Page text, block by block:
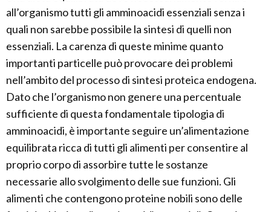
all’organismo tutti gli amminoacidi essenziali senza i
quali non sarebbe possibile la sintesi di quelli non
essenziali. La carenza di queste minime quanto
importanti particelle può provocare dei problemi
nell’ambito del processo di sintesi proteica endogena.
Dato che l’organismo non genere una percentuale
sufficiente di questa fondamentale tipologia di
amminoacidi, è importante seguire un’alimentazione
equilibrata ricca di tutti gli alimenti per consentire al
proprio corpo di assorbire tutte le sostanze
necessarie allo svolgimento delle sue funzioni. Gli
alimenti che contengono proteine nobili sono delle